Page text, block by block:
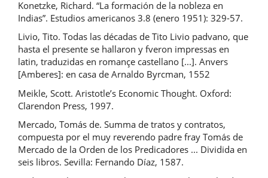
Konetzke, Richard. “La formación de la nobleza en
Indias”. Estudios americanos 3.8 (enero 1951): 329-57.
Livio, Tito. Todas las décadas de Tito Livio padvano, que
hasta el presente se hallaron y fveron impressas en
latin, traduzidas en romançe castellano [...]. Anvers
[Amberes]: en casa de Arnaldo Byrcman, 1552
Meikle, Scott. Aristotle’s Economic Thought. Oxford:
Clarendon Press, 1997.
Mercado, Tomás de. Summa de tratos y contratos,
compuesta por el muy reverendo padre fray Tomás de
Mercado de la Orden de los Predicadores ... Dividida en
seis libros. Sevilla: Fernando Díaz, 1587.